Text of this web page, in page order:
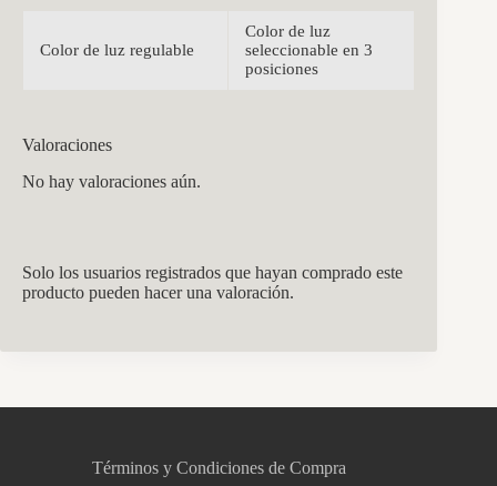
Color de luz regulable
Color de luz
seleccionable en 3
posiciones
Valoraciones
No hay valoraciones aún.
Solo los usuarios registrados que hayan comprado este
producto pueden hacer una valoración.
Términos y Condiciones de Compra
Asistente virtual · En línea